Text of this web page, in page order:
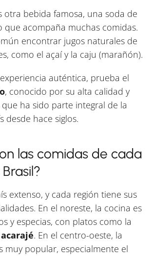
otra bebida famosa, una soda de
que acompaña muchas comidas.
encontrar jugos naturales de
como el açaí y la caju (marañón).
auténtica, prueba el
, conocido por su alta calidad y
ha sido parte integral de la
desde hace siglos.
las comidas de cada
extenso, y cada región tiene sus
En el noreste, la cocina es
y especias, con platos como la
acarajé. En el centro-oeste, la
muy popular, especialmente el